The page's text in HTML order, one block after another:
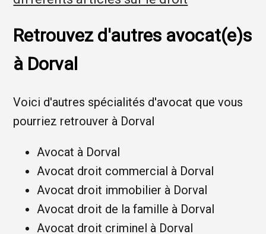
Retrouvez d'autres avocat(e)s
à Dorval
Voici d'autres spécialités d'avocat que vous
pourriez retrouver à Dorval
Avocat à Dorval
Avocat droit commercial à Dorval
Avocat droit immobilier à Dorval
Avocat droit de la famille à Dorval
Avocat droit criminel à Dorval